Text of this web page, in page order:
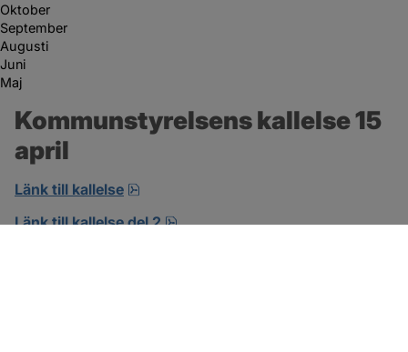
Oktober
September
Augusti
Juni
Maj
Kommunstyrelsens kallelse 15
april
Länk till kallelse
Länk till kallelse del 2
pdf.